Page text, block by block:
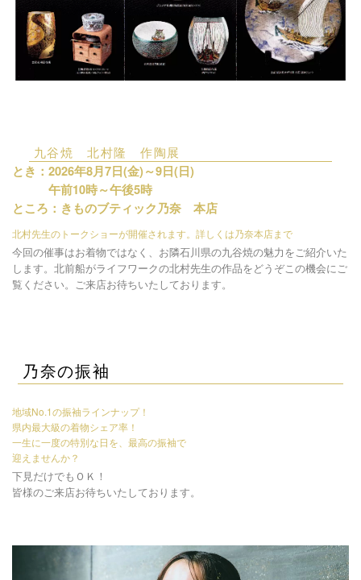
九谷焼 北村隆 作陶展
とき：2026年8月7日(金)～9日(日)
午前10時～午後5時
ところ：きものブティック乃奈 本店
北村先生のトークショーが開催されます。詳しくは乃奈本店まで
今回の催事はお着物ではなく、お隣石川県の九谷焼の魅力をご紹介いた
します。北前船がライフワークの北村先生の作品をどうぞこの機会にご
覧ください。ご来店お待ちいたしております。
乃奈の振袖
地域No.1の振袖ラインナップ！
県内最大級の着物シェア率！
一生に一度の特別な日を、最高の振袖で
迎えませんか？
下見だけでもＯＫ！
皆様のご来店お待ちいたしております。